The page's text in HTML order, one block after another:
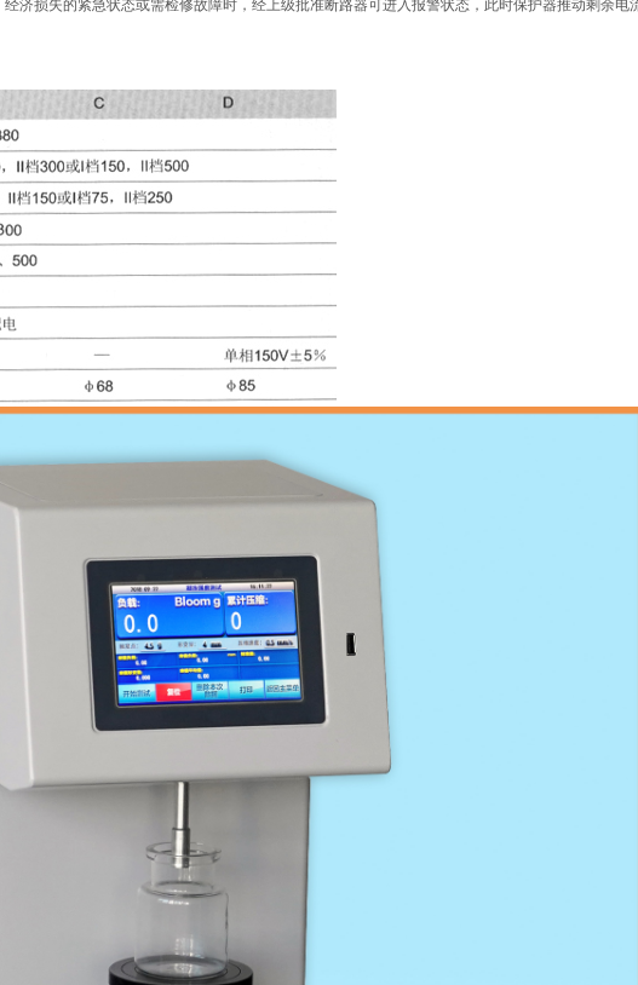
济损失的紧急状态或需检修故障时，经上级批准断路器可进入报警状态，此时保护器推动剩余电